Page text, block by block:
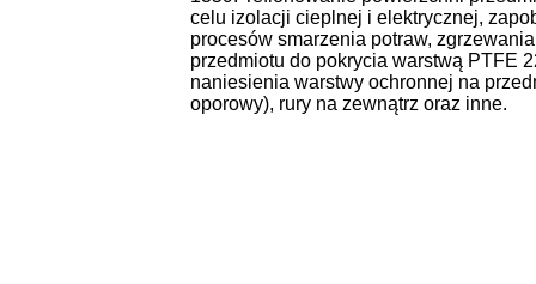
celu izolacji cieplnej i elektrycznej,
procesów smarzenia potraw,
przedmiotu do pokrycia warstwą PTFE
naniesienia warstwy ochronnej na
oporowy), rury na zewnątrz oraz inne.